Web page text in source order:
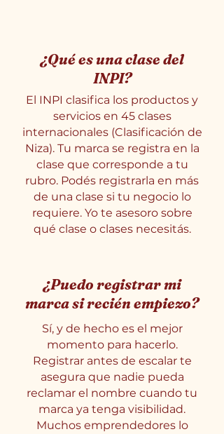
¿Qué es una clase del
INPI?
El INPI clasifica los productos y
servicios en 45 clases
internacionales (Clasificación de
Niza). Tu marca se registra en la
clase que corresponde a tu
rubro. Podés registrarla en más
de una clase si tu negocio lo
requiere. Yo te asesoro sobre
qué clase o clases necesitás.
¿Puedo registrar mi
marca si recién empiezo?
Sí, y de hecho es el mejor
momento para hacerlo.
Registrar antes de escalar te
asegura que nadie pueda
reclamar el nombre cuando tu
marca ya tenga visibilidad.
Muchos emprendedores lo